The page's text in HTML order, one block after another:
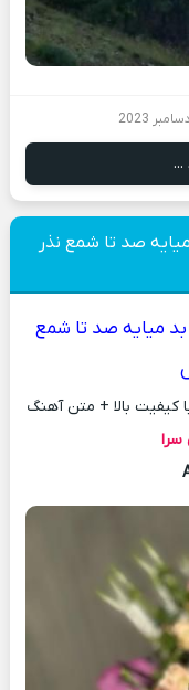
صد تا شمع نذر
میایه صد تا شمع
کیفیت بالا + متن آهنگ